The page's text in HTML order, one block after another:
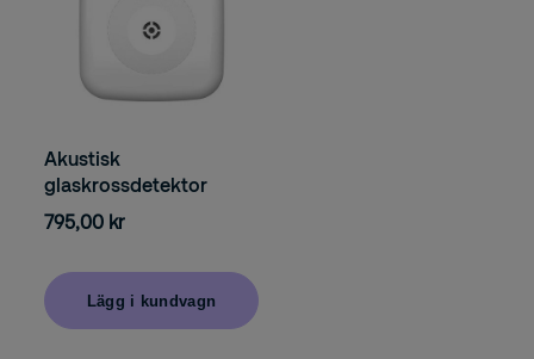
Akustisk
glaskrossdetektor
795,00 kr
Lägg i kundvagn